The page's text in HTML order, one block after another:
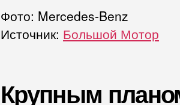
Фото: Mercedes-Benz
Источник: Большой Мотор
Крупным